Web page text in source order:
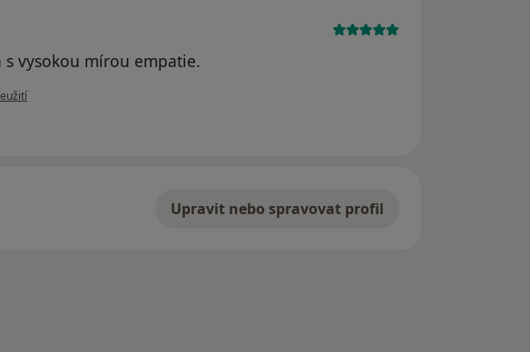
vysokou mírou empatie.
uživatele Pacient
Upravit nebo spravovat profil